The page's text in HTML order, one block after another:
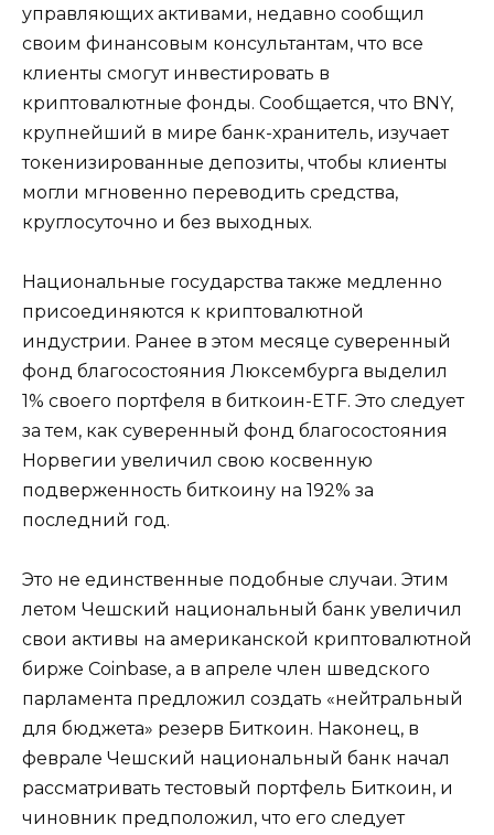
управляющих активами, недавно сообщил
своим финансовым консультантам, что все
клиенты смогут инвестировать в
криптовалютные фонды. Сообщается, что BNY,
крупнейший в мире банк-хранитель, изучает
токенизированные депозиты, чтобы клиенты
могли мгновенно переводить средства,
круглосуточно и без выходных.
Национальные государства также медленно
присоединяются к криптовалютной
индустрии. Ранее в этом месяце суверенный
фонд благосостояния Люксембурга выделил
1% своего портфеля в биткоин-ETF. Это следует
за тем, как суверенный фонд благосостояния
Норвегии увеличил свою косвенную
подверженность биткоину на 192% за
последний год.
Это не единственные подобные случаи. Этим
летом Чешский национальный банк увеличил
свои активы на американской криптовалютной
бирже Coinbase, а в апреле член шведского
парламента предложил создать «нейтральный
для бюджета» резерв Биткоин. Наконец, в
феврале Чешский национальный банк начал
рассматривать тестовый портфель Биткоин, и
чиновник предположил, что его следует